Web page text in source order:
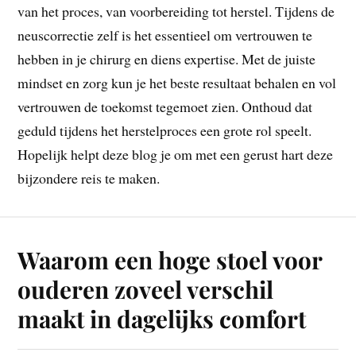
van het proces, van voorbereiding tot herstel. Tijdens de
neuscorrectie zelf is het essentieel om vertrouwen te
hebben in je chirurg en diens expertise. Met de juiste
mindset en zorg kun je het beste resultaat behalen en vol
vertrouwen de toekomst tegemoet zien. Onthoud dat
geduld tijdens het herstelproces een grote rol speelt.
Hopelijk helpt deze blog je om met een gerust hart deze
bijzondere reis te maken.
Waarom een hoge stoel voor
ouderen zoveel verschil
maakt in dagelijks comfort